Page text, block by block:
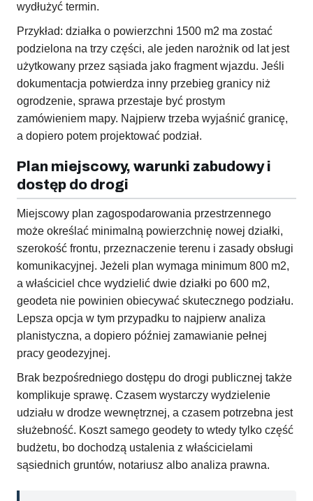
wydłużyć termin.
Przykład: działka o powierzchni 1500 m2 ma zostać
podzielona na trzy części, ale jeden narożnik od lat jest
użytkowany przez sąsiada jako fragment wjazdu. Jeśli
dokumentacja potwierdza inny przebieg granicy niż
ogrodzenie, sprawa przestaje być prostym
zamówieniem mapy. Najpierw trzeba wyjaśnić granicę,
a dopiero potem projektować podział.
Plan miejscowy, warunki zabudowy i
dostęp do drogi
Miejscowy plan zagospodarowania przestrzennego
może określać minimalną powierzchnię nowej działki,
szerokość frontu, przeznaczenie terenu i zasady obsługi
komunikacyjnej. Jeżeli plan wymaga minimum 800 m2,
a właściciel chce wydzielić dwie działki po 600 m2,
geodeta nie powinien obiecywać skutecznego podziału.
Lepsza opcja w tym przypadku to najpierw analiza
planistyczna, a dopiero później zamawianie pełnej
pracy geodezyjnej.
Brak bezpośredniego dostępu do drogi publicznej także
komplikuje sprawę. Czasem wystarczy wydzielenie
udziału w drodze wewnętrznej, a czasem potrzebna jest
służebność. Koszt samego geodety to wtedy tylko część
budżetu, bo dochodzą ustalenia z właścicielami
sąsiednich gruntów, notariusz albo analiza prawna.